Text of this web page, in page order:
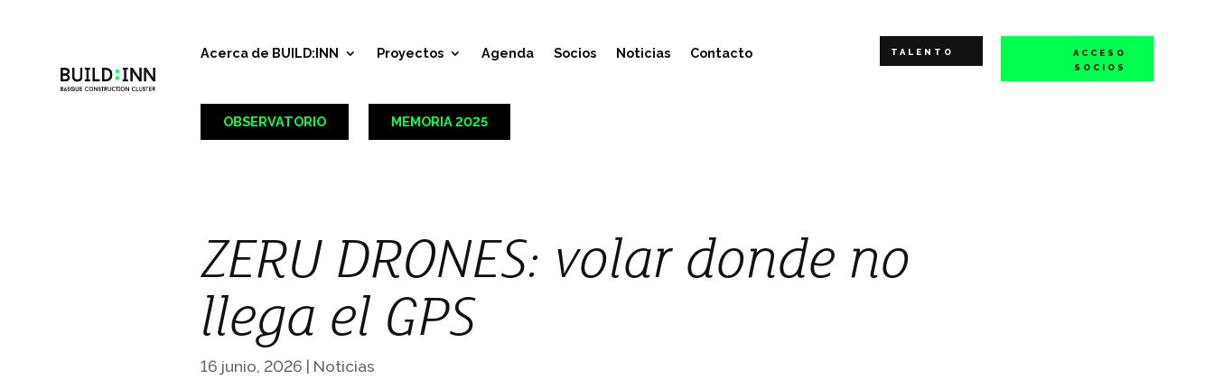
Acerca de BUILD:INN Proyectos Agenda Socios Noticias Contacto
OBSERVATORIO MEMORIA 2025
TALENTO
ACCESO
SOCIOS
ZERU DRONES: volar donde no
llega el GPS
16 junio, 2026 | Noticias